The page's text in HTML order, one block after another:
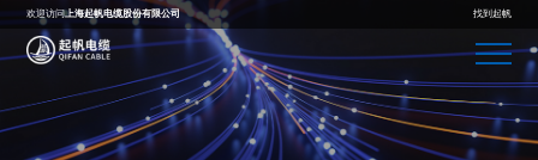
欢迎访问上海起帆电缆股份有限公司 找到起帆